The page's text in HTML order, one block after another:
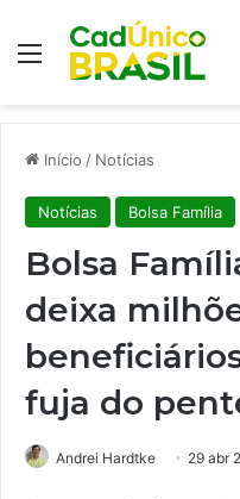
Menu
Início / Notícias
Notícias Bolsa Família
Bolsa
deixa
fuja do
Andrei Hardtke 29 abr